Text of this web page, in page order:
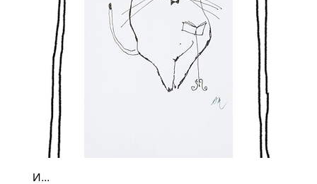
И...